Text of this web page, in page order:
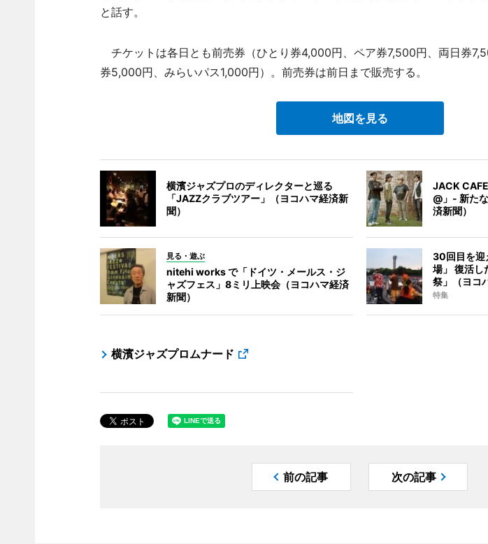
と話す。
チケットは各日とも前売券（ひとり券4,000円、ペア券7,500円、両日券
券5,000円、みらいパス1,000円）。前売券は前日まで販売する。
地図を見る
横濱ジャズプロのディレクターと巡る
「JAZZクラブツアー」（ヨコハマ経済新
聞）
JACK
@」- 新た
済新聞）
見る・遊ぶ
nitehi works で「ドイツ・メールス・ジ
ャズフェス」8ミリ上映会（ヨコハマ経済
新聞）
30回目を迎
場」 復活し
祭」（ヨコ
特集
横濱ジャズプロムナード
前の記事 次の記事